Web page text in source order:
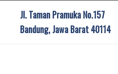
Jl. Taman Pramuka No.157
Bandung, Jawa Barat 40114